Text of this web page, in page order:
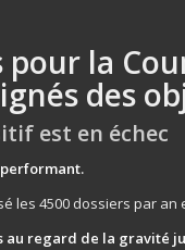
pour la
des
est en échec
les 4500 dossiers par an
au regard de la gravité